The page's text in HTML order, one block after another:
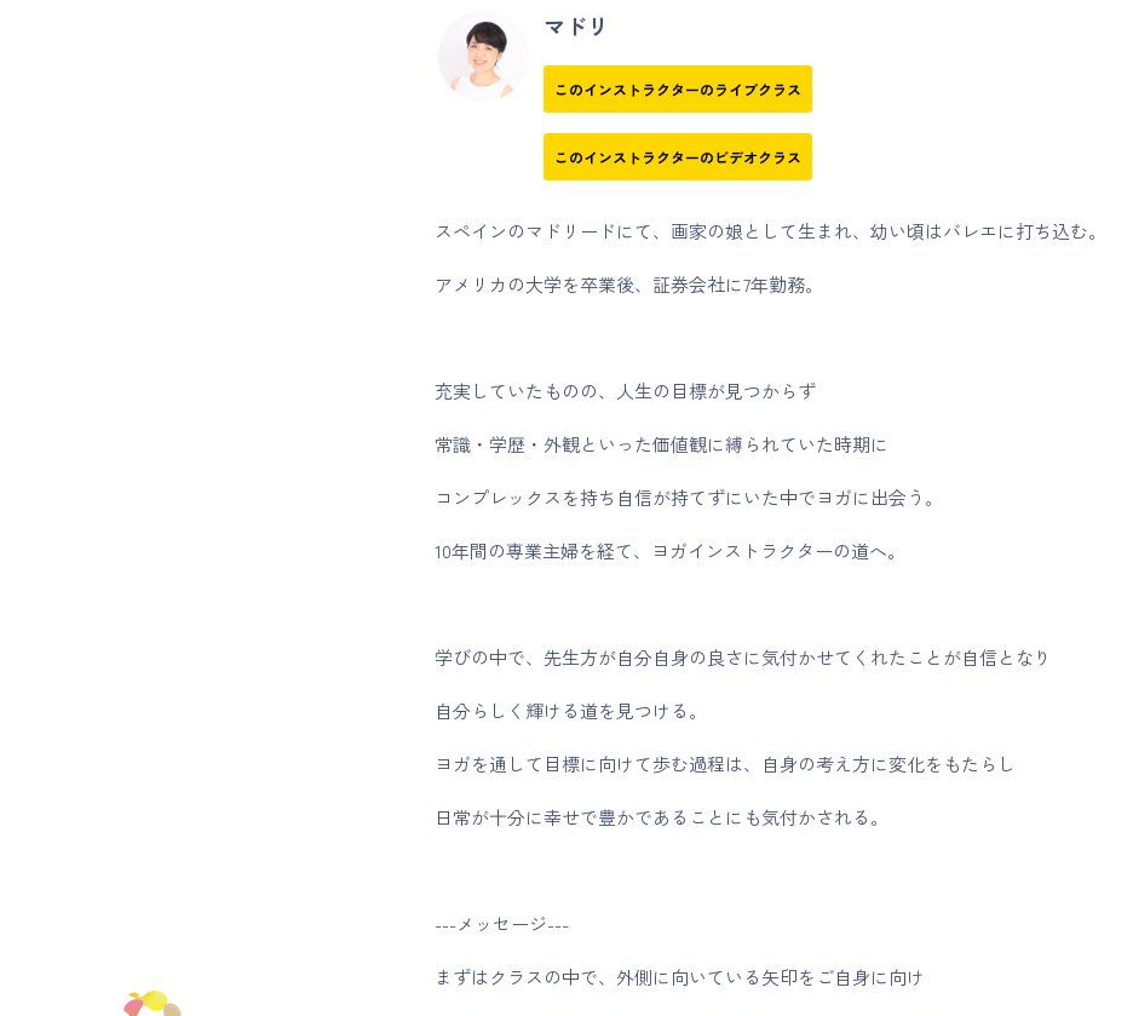
マドリ
このインストラクターのライブクラス
このインストラクターのビデオクラス
スペインのマドリードにて、画家の娘として生まれ、幼い頃はバレエに打ち込む。
アメリカの大学を卒業後、証券会社に7年勤務。
充実していたものの、人生の目標が見つからず
常識・学歴・外観といった価値観に縛られていた時期に
コンプレックスを持ち自信が持てずにいた中でヨガに出会う。
10年間の専業主婦を経て、ヨガインストラクターの道へ。
学びの中で、先生方が自分自身の良さに気付かせてくれたことが自信となり
自分らしく輝ける道を見つける。
ヨガを通して目標に向けて歩む過程は、自身の考え方に変化をもたらし
日常が十分に幸せで豊かであることにも気付かされる。
---メッセージ---
まずはクラスの中で、外側に向いている矢印をご自身に向け